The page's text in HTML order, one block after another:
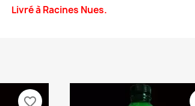
Livré à Racines Nues.
favorite_border